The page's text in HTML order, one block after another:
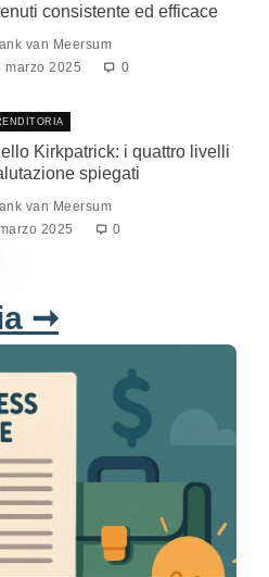
consistente ed efficace
van Meersum
marzo 2025
0
Kirkpatrick: i quattro livelli
spiegati
van Meersum
2025
0
➞